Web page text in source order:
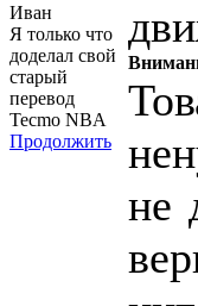
Иван
Я только что
доделал свой
старый
перевод
Tecmo NBA
Продолжить
не